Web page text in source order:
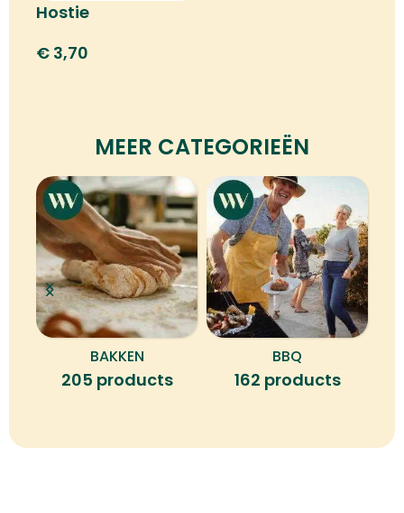
Hostie
€ 3,70
MEER CATEGORIEËN
BAKKEN
205 products
BBQ
162 products